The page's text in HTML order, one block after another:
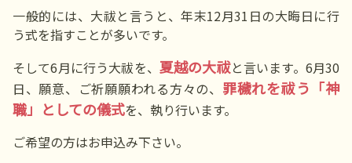
一般的には、大祓と言うと、年末12月31日の大晦日に行
う式を指すことが多いです。
そして6月に行う大祓を、 夏越の大祓と言います。6月30
日、願意、ご祈願願われる方々の、 罪穢れを祓う「神
職」としての儀式を、執り行います。
ご希望の方はお申込み下さい。